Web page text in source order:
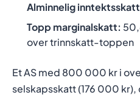
Alminnelig inntektsskatt
Topp marginalskatt:
over trinnskatt-toppen
Et AS med 800 000 kr i
selskapsskatt (176 000